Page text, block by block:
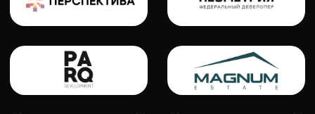
Иногда брокеры сами просят
отключать их от заявок,
так
как не успевают разбирать